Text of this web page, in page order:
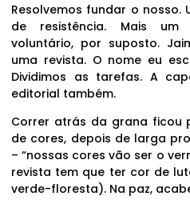
Resolvemos fundar o nosso.
de resistência. Mais um
voluntário, por suposto.
uma revista. O nome eu
Dividimos as tarefas. A
editorial também.
Correr atrás da grana ficou
de cores, depois de larga
– “nossas cores vão ser o
revista tem que ter cor de
verde-floresta). Na paz,